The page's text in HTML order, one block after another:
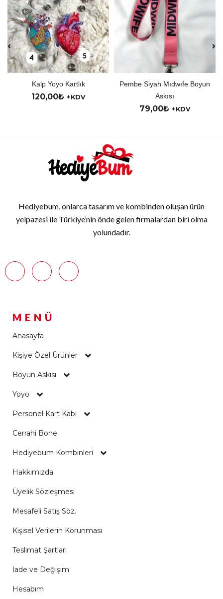
Kalp Yoyo Kartlık
120,00 ₺ +KDV
Pembe Siyah Mıdwıfe Boyun
₺ +KDV
Hediyebum, onlarca tasarım ve kombinden oluşan ürün
yelpazesi ile Türkiye’nin önde gelen firmalardan biri olma
yolundadır.
MENÜ
Anasayfa
Kişiye Özel Ürünler
Boyun Askısı
Yoyo
Personel Kart Kabı
Cerrahi Bone
Hediyebum Kombinleri
Hakkımızda
Üyelik Sözleşmesi
Mesafeli Satış Söz.
Kişisel Verilerin Korunması
Teslimat Şartları
İade ve Değişim
Hesabım